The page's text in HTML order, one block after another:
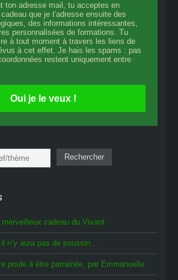
ton adresse mail, tu acceptes en
que je t'adresse ensuite des
des informations intéressantes,
personnalisées de formations. Tu
à tout moment à travers les liens de
à cet effet. Je hais les spams : pas
restent uniquement entre
Oui je le veux !
Rechercher
merveilleux cadeau du Vivant
n’y aura pas de poussin…
poule à être parrainée, par Emmanuelle.